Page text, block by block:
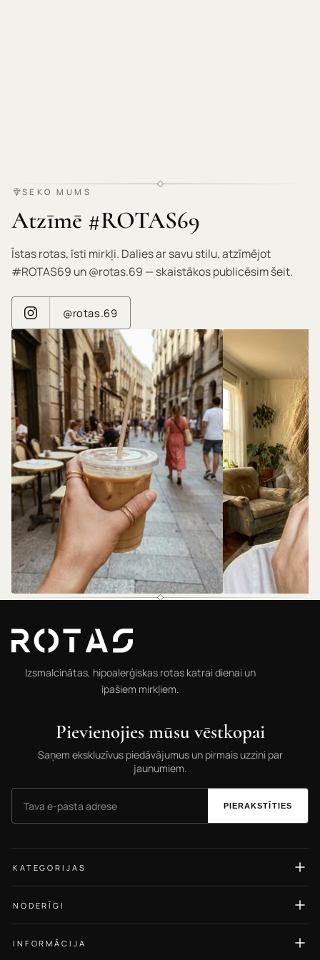
SEKO MUMS
Atzīmē #ROTAS69
Īstas rotas, īsti mirkļi. Dalies ar savu stilu, atzīmējot
#ROTAS69 un @rotas.69 — skaistākos publicēsim šeit.
@rotas.69
Izsmalcinātas, hipoalerģiskas rotas katrai dienai un
īpašiem mirkļiem.
Pievienojies mūsu vēstkopai
Saņem ekskluzīvus piedāvājumus un pirmais uzzini par
jaunumiem.
PIERAKSTĪTIES
KATEGORIJAS
Kaklarotas
NODERĪGI
INFORMĀCIJA